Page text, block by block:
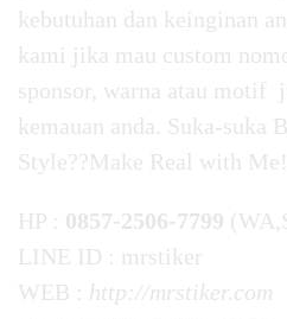
kebutuhan dan keinginan
kami jika mau custom
sponsor, warna atau motif
kemauan anda. Suka-suka
Style??Make Real with
HP : 0857-2506-7799
LINE ID : mrstiker
WEB : http://mrstiker.com